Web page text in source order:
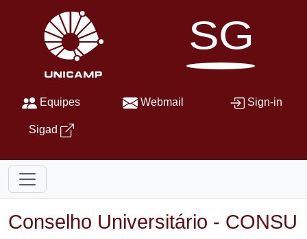
SG
Equipes Webmail Sign-in
Sigad
Conselho Universitário - CONSU